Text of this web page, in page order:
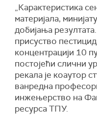
„Карактеристика
материјала,
добијања
присуство
концентрацији 10
постојећи слични
рекала је коаутор
ванреднa
инжењерство на
ресурса ТПУ.